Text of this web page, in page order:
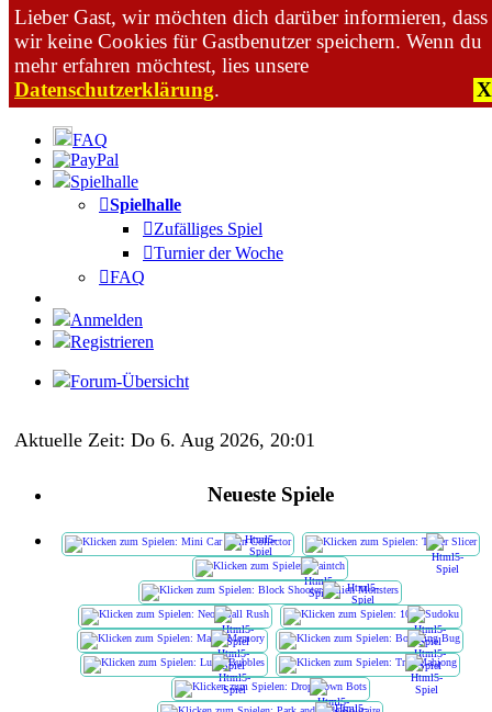
Lieber Gast, wir möchten dich darüber informieren, dass
wir keine Cookies für Gastbenutzer speichern. Wenn du
mehr erfahren möchtest, lies unsere
Datenschutzerklärung. X
Zum Inhalt
FAQ
Spielhalle
Spielhalle
Zufälliges Spiel
Turnier der Woche
FAQ
Anmelden
Registrieren
Forum-Übersicht
Aktuelle Zeit: Do 6. Aug 2026, 20:01
Neueste Spiele